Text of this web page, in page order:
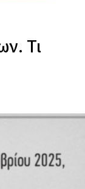
Τι